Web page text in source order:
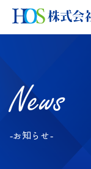
News
-お知らせ-